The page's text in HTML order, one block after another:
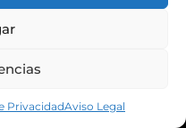
PrivacidadAviso Legal